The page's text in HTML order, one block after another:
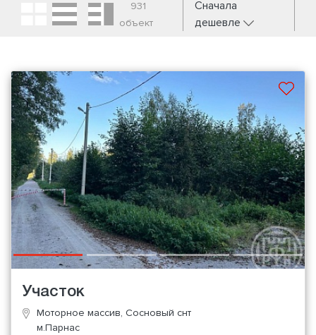
931
объект
Сначала
дешевле
Участок
Моторное массив, Сосновый снт
м.Парнас